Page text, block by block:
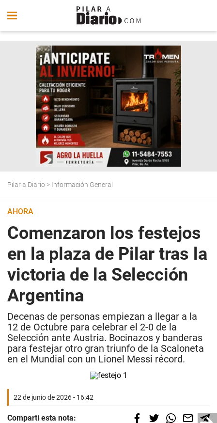
Pilar a Diario > Información General
AHORA
Comenzaron los festejos
en la plaza de Pilar tras la
victoria de la Selección
Argentina
Decenas de personas empiezan a llegar a la
12 de Octubre para celebrar el 2-0 de la
Selección ante Austria. Bocinazos y banderas
para festejar otro gran triunfo de la Scaloneta
en el Mundial con un Lionel Messi récord.
22 de junio de 2026 - 16:42
Compartí esta nota: